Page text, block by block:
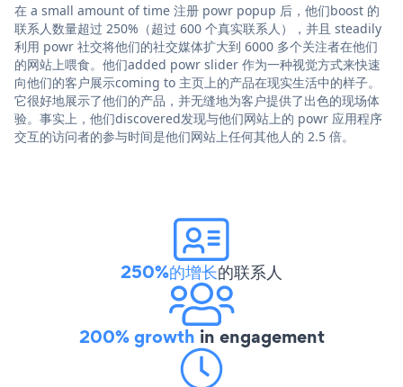
在 a small amount of time 注册 powr popup 后，他们boost 的
联系人数量超过 250%（超过 600 个真实联系人），并且 steadily
利用 powr 社交将他们的社交媒体扩大到 6000 多个关注者在他们
的网站上喂食。他们added powr slider 作为一种视觉方式来快速
向他们的客户展示coming to 主页上的产品在现实生活中的样子。
它很好地展示了他们的产品，并无缝地为客户提供了出色的现场体
验。事实上，他们discovered发现与他们网站上的 powr 应用程序
交互的访问者的参与时间是他们网站上任何其他人的 2.5 倍。
250%的增长的联系人
200% growth in engagement